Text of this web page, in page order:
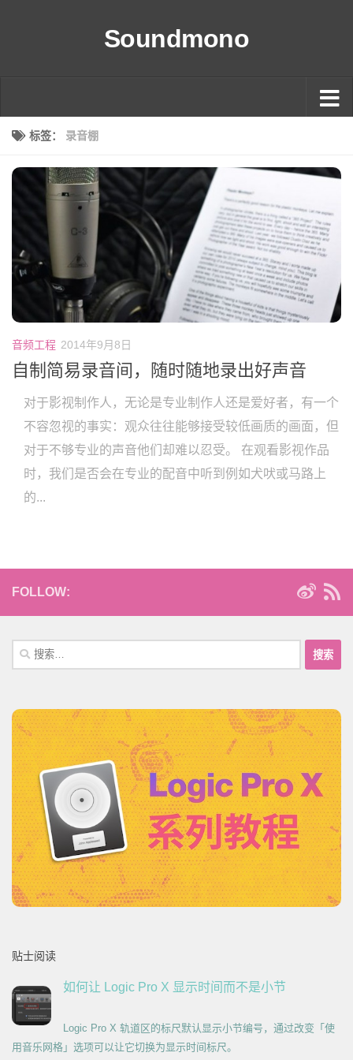
Soundmono
标签： 录音棚
音频工程 2014年9月8日
自制简易录音间，随时随地录出好声音
对于影视制作人，无论是专业制作人还是爱好者，有一个
不容忽视的事实：观众往往能够接受较低画质的画面，但
对于不够专业的声音他们却难以忍受。 在观看影视作品
时，我们是否会在专业的配音中听到例如犬吠或马路上
的...
FOLLOW:
搜
索：
贴士阅读
如何让 Logic Pro X 显示时间而不是小节
Logic Pro X 轨道区的标尺默认显示小节编号，通过改变「使
用音乐网格」选项可以让它切换为显示时间标尺。